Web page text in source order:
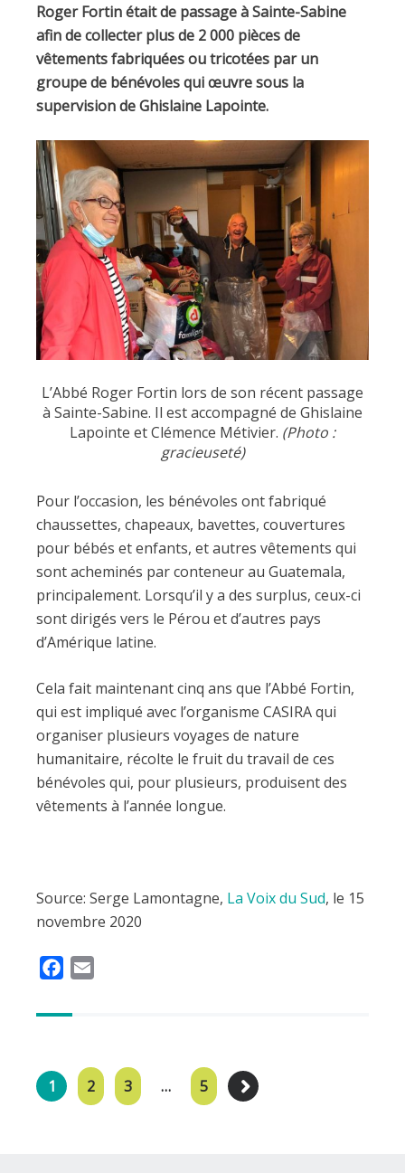
Roger Fortin était de passage à Sainte-Sabine
afin de collecter plus de 2 000 pièces de
vêtements fabriquées ou tricotées par un
groupe de bénévoles qui œuvre sous la
supervision de Ghislaine Lapointe.
L’Abbé Roger Fortin lors de son récent passage
à Sainte-Sabine. Il est accompagné de Ghislaine
Lapointe et Clémence Métivier. (Photo :
gracieuseté)
Pour l’occasion, les bénévoles ont fabriqué
chaussettes, chapeaux, bavettes, couvertures
pour bébés et enfants, et autres vêtements qui
sont acheminés par conteneur au Guatemala,
principalement. Lorsqu’il y a des surplus, ceux-ci
sont dirigés vers le Pérou et d’autres pays
d’Amérique latine.
Cela fait maintenant cinq ans que l’Abbé Fortin,
qui est impliqué avec l’organisme CASIRA qui
organiser plusieurs voyages de nature
humanitaire, récolte le fruit du travail de ces
bénévoles qui, pour plusieurs, produisent des
vêtements à l’année longue.
Source: Serge Lamontagne, La Voix du Sud, le 15
novembre 2020
c
o
1
2 3 … 5